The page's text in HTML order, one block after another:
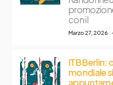
con il
Marzo 27, 2026
ITB Berlin:
mondiale